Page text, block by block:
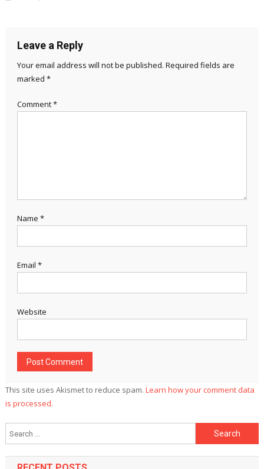
Leave a Reply
Your email address will not be published. Required fields are
marked *
Comment*
Name *
Email *
Website
This site uses Akismet to reduce spam. Learn how your comment data
is processed.
Search
for: